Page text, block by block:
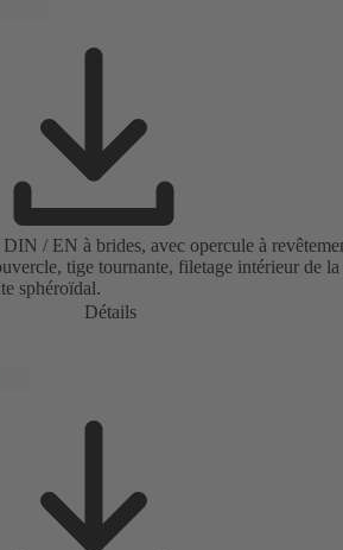
/ EN à brides, avec opercule à
tige tournante, filetage intérieur de
sphéroïdal.
Détails